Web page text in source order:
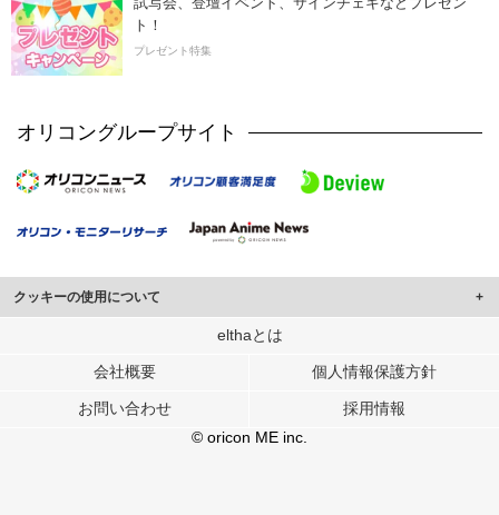
ト！
プレゼント特集
オリコングループサイト
クッキーの使用について
このサイトでは Cookie を使用して、ユーザーに合わせたコンテンツや広告の
行っています。
メディアや広告配信、データ解析の各パートナーに提供しています。
各パートナーは、この情報とユーザーが各パートナーに提供した他の情報や、
ユーザーが各パートナーのサービスを使用したときに収集した他の情報を組み
elthaとは
会社概要 個人情報保護方針
お問い合わせ
採用情報
© oricon ME inc.